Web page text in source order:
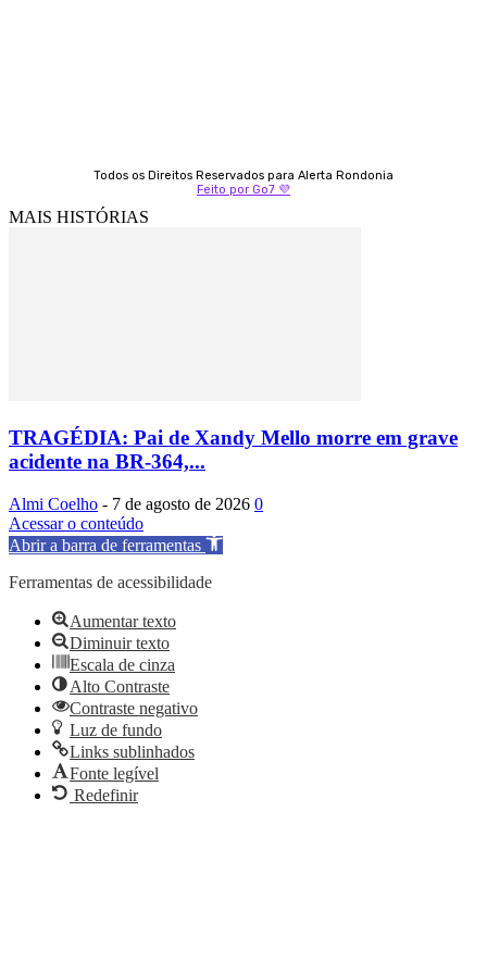
Todos os Direitos Reservados para Alerta Rondonia
Feito por Go7 💜
MAIS HISTÓRIAS
TRAGÉDIA: Pai de Xandy Mello morre em grave
acidente na BR-364,...
Almi Coelho - 7 de agosto de 2026 0
Acessar o conteúdo
Abrir a barra de ferramentas
Ferramentas de acessibilidade
Aumentar texto
Diminuir texto
Escala de cinza
Alto Contraste
Contraste negativo
Luz de fundo
Links sublinhados
Fonte legível
Redefinir